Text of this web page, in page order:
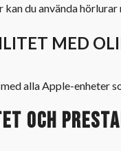
kan du använda
MED
alla Apple-enheter
och